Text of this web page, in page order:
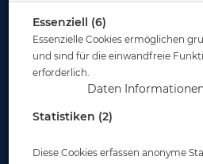
Essenziell (6)
Essenzielle Cookies ermöglichen
und sind für die einwandfreie
erforderlich.
Daten
Statistiken (2)
Diese Cookies erfassen anonyme